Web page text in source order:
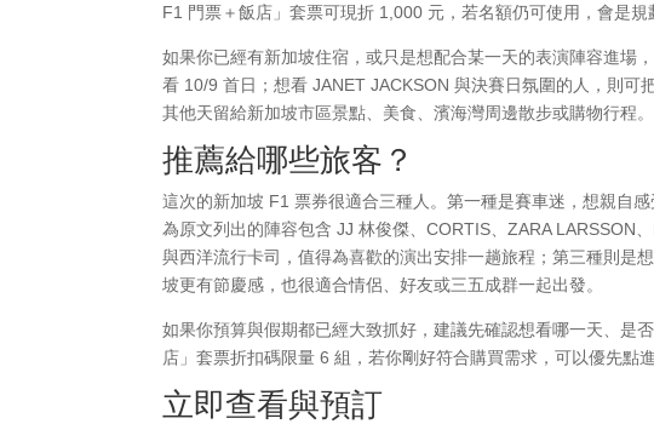
F1 門票＋飯店」套票可現折 1,000 元，若名額仍可使用，會是規
如果你已經有新加坡住宿，或只是想配合某一天的表演陣容進場
看 10/9 首日；想看 JANET JACKSON 與決賽日氛圍的人，則
其他天留給新加坡市區景點、美食、濱海灣周邊散步或購物行程。
推薦給哪些旅客？
這次的新加坡 F1 票券很適合三種人。第一種是賽車迷，想親自
為原文列出的陣容包含 JJ 林俊傑、CORTIS、ZARA LARSSON
與西洋流行卡司，值得為喜歡的演出安排一趟旅程；第三種則是
坡更有節慶感，也很適合情侶、好友或三五成群一起出發。
如果你預算與假期都已經大致抓好，建議先確認想看哪一天、是
店」套票折扣碼限量 6 組，若你剛好符合購買需求，可以優先點
立即查看與預訂